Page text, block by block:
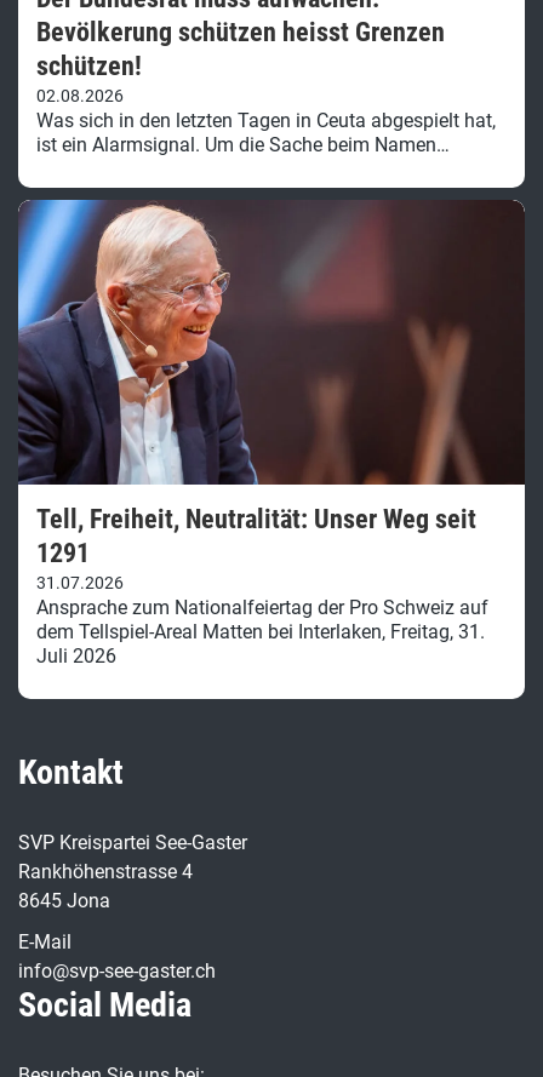
Bevölkerung schützen heisst Grenzen
schützen!
02.08.2026
Was sich in den letzten Tagen in Ceuta abgespielt hat,
ist ein Alarmsignal. Um die Sache beim Namen…
Tell, Freiheit, Neutralität: Unser Weg seit
1291
31.07.2026
Ansprache zum Nationalfeiertag der Pro Schweiz auf
dem Tellspiel-Areal Matten bei Interlaken, Freitag, 31.
Juli 2026
Kontakt
SVP Kreispartei See-Gaster
Rankhöhenstrasse 4
8645 Jona
E-Mail
info@svp-see-gaster.ch
Social Media